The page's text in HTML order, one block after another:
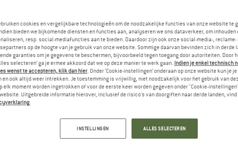
cookies en vergelijkbare technologieën om de noodzakelijke functies van onze website te
bieden we bijkomende diensten en functies aan, analyseren we ons dataverkeer, om inhouden
resp. social-mediafuncties aan te bieden. Daardoor zijn ook onze social-media-, reclame-
op de hoogte van je gebruik van onze website. Sommige daarvan bevinden zich in derde
garanties om je gegevens te beschermen, bijvoorbeeld tegen toegang door autoriteiten. Door
selecteren’ ga je ermee akkoord dat we op deze manier te werk gaan. Indien je enkel technisch
wenst te accepteren, klik dan hier. Onder ‘Cookie-instellingen’ onderaan op onze website kun je
en ook altijd weer intrekken. Je toestemming is vrijwillig, niet noodzakelijk voor het gebruik van
elk moment worden ingetrokken of voor de eerste keer worden gegeven onder "Cookie-
Uitgebreide informatie hierover, inclusief de risico's van doorgiften naar derde landen, vind
.
INSTELLINGEN ALLES SELECTEREN